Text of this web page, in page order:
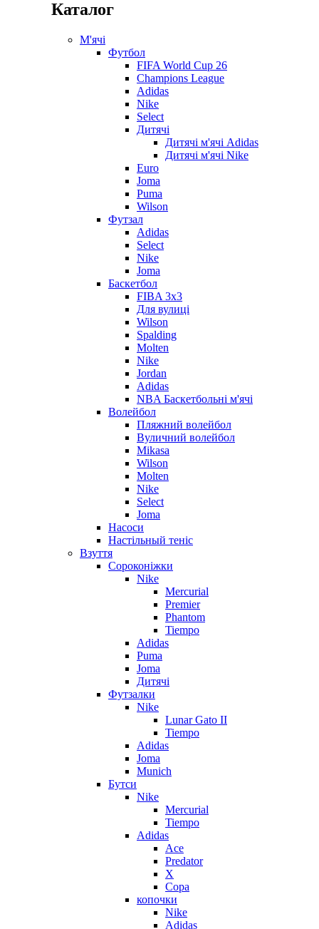
Каталог
М'ячі
Футбол
FIFA World Cup 26
Champions League
Adidas
Nike
Select
Дитячі
Дитячі м'ячі Adidas
Дитячі м'ячі Nike
Euro
Joma
Puma
Wilson
Футзал
Adidas
Select
Nike
Joma
Баскетбол
FIBA 3x3
Для вулиці
Wilson
Spalding
Molten
Nike
Jordan
Adidas
NBA Баскетбольні м'ячі
Волейбол
Пляжний волейбол
Вуличний волейбол
Mikasa
Wilson
Molten
Nike
Select
Joma
Насоси
Настільный теніс
Взуття
Сороконіжки
Nike
Mercurial
Premier
Phantom
Tiempo
Adidas
Puma
Joma
Дитячі
Футзалки
Nike
Lunar Gato II
Tiempo
Adidas
Joma
Munich
Бутси
Nike
Mercurial
Tiempo
Adidas
Ace
Predator
X
Copa
копочки
Nike
Adidas